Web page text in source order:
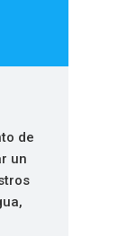
de
un